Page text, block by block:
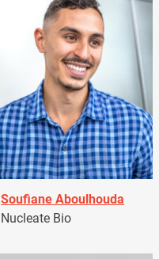
Soufiane Aboulhouda
Nucleate Bio